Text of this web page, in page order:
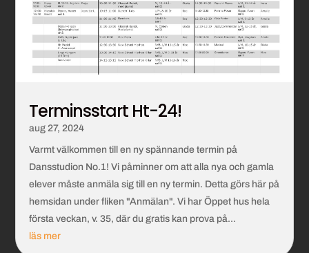
Terminsstart Ht-24!
aug 27, 2024
Varmt välkommen till en ny spännande termin på
Dansstudion No.1! Vi påminner om att alla nya och gamla
elever måste anmäla sig till en ny termin. Detta görs här på
hemsidan under fliken "Anmälan". Vi har Öppet hus hela
första veckan, v. 35, där du gratis kan prova på...
läs mer